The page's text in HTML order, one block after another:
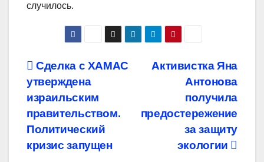
случилось.
Навигация
по
записям
Активистка Яна
Антонова
получила
предостережение
за защиту
экологии
Сделка с ХАМАС
утверждена
израильским
правительством.
Политический
кризис запущен